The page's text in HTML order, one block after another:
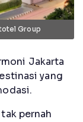
Group
Jakarta
yang
pernah